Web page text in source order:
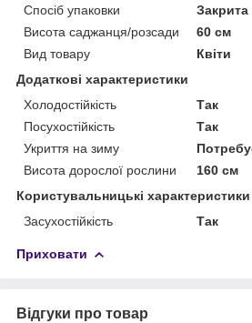
Спосіб упаковки
Висота саджанця/розсади
60 см
Вид товару
Квіти
Додаткові характеристики
Холодостійкість
Так
Посухостійкість
Так
Укриття на зиму
Висота дорослої рослини
160 см
Користувальницькі характеристики
Засухостійкість
Так
Приховати
Відгуки про товар